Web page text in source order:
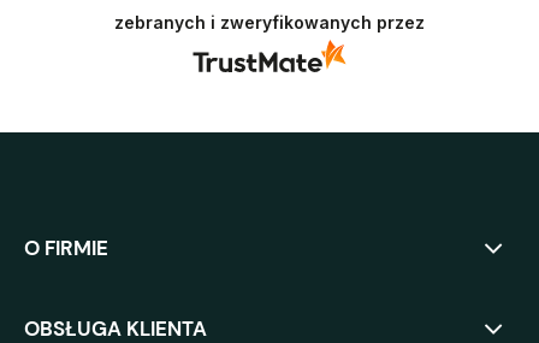
zebranych i zweryfikowanych przez
O FIRMIE
OBSŁUGA KLIENTA